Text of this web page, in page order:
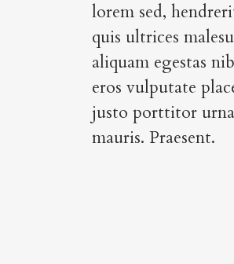
lorem sed,
quis ultrices
aliquam egestas
eros vulputate
justo porttitor
mauris. Praesent.